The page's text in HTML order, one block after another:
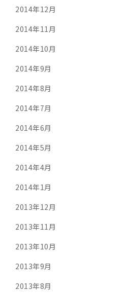
2014年12月
2014年11月
2014年10月
2014年9月
2014年8月
2014年7月
2014年6月
2014年5月
2014年4月
2014年1月
2013年12月
2013年11月
2013年10月
2013年9月
2013年8月